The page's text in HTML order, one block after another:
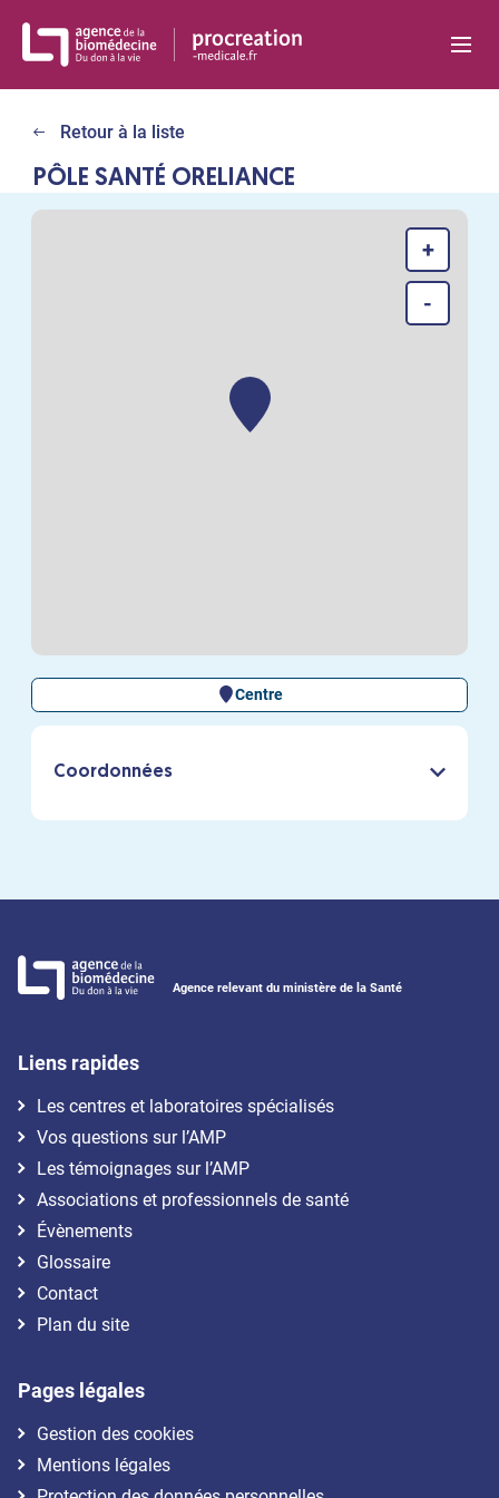
Retour à la liste
PÔLE SANTÉ ORELIANCE
+
-
Centre
Coordonnées
Agence relevant du ministère de la Santé
Liens rapides
Les centres et laboratoires spécialisés
Vos questions sur l’AMP
Les témoignages sur l’AMP
Associations et professionnels de santé
Évènements
Glossaire
Contact
Plan du site
Pages légales
Gestion des cookies
Mentions légales